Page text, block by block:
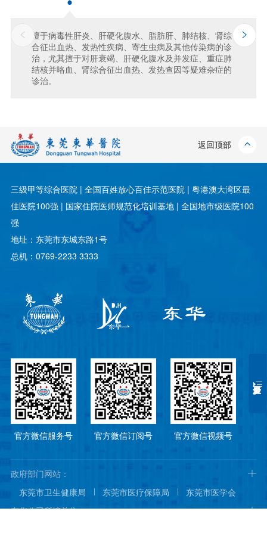
擅于病毒性肝炎、肝硬化腹水、脂肪肝、肺结核、肾综
合征出血热、发热性疾病、寄生虫病及其他传染病的诊
治，尤其擅于对肝衰竭、肝硬化腹水及并发症、重症肺
结核并咯血、肾综合征出血热、发热查因等疑难杂症的
诊治。
返回顶部
三级甲等综合医院 | 全国百姓放心百佳示范医院 | 粤港澳大湾区最
佳医院100强 | 国家住院医师规范化培训基地 | 全国地市级医院100
强
地址：东莞市东城东路1号
总机：0769-2233 3333
官方微信服务号 官方微信订阅号 官方微信视频号
政府部门网站：
东莞市卫生健康局
东莞市医疗保障局
东莞市医学会
东莞市医院协会
东莞市医师协会
东华公司所辖单位：